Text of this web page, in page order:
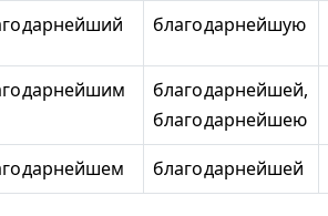
благодарнейшую
благодарнейшей,
благодарнейшею
благодарнейшей